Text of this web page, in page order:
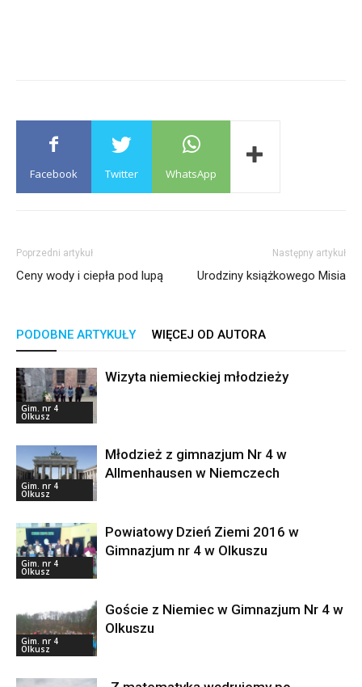
Facebook Twitter WhatsApp
Poprzedni artykuł
Ceny wody i ciepła pod lupą
Następny artykuł
Urodziny książkowego Misia
PODOBNE ARTYKUŁY WIĘCEJ OD AUTORA
Gim. nr 4
Olkusz
Wizyta niemieckiej młodzieży
Gim. nr 4
Olkusz
Młodzież z gimnazjum Nr 4 w
Allmenhausen w Niemczech
Gim. nr 4
Olkusz
Powiatowy Dzień Ziemi 2016 w
Gimnazjum nr 4 w Olkuszu
Gim. nr 4
Olkusz
Goście z Niemiec w Gimnazjum Nr 4 w
Olkuszu